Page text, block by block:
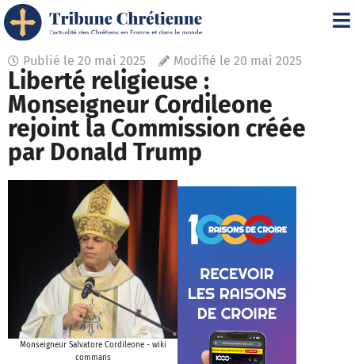
Publié le 20 mai 2025 Modifié le 20 mai 2025
Liberté religieuse :
Monseigneur Cordileone
rejoint la Commission créée
par Donald Trump
Monseigneur Salvatore Cordileone - wiki
commans